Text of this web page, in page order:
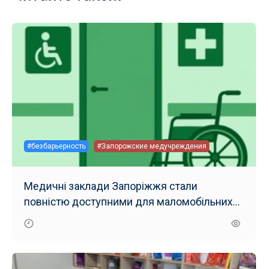
#безбарьерность #Запорожские медучреждения
Медичні заклади Запоріжжя стали
повністю доступними для маломобільних
груп населення